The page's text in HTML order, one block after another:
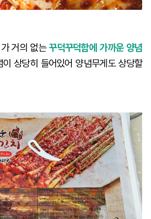
거의 없는꾸덕꾸덕함에 가까운 양념
이 상당히 들어있어 양념무게도 상당할